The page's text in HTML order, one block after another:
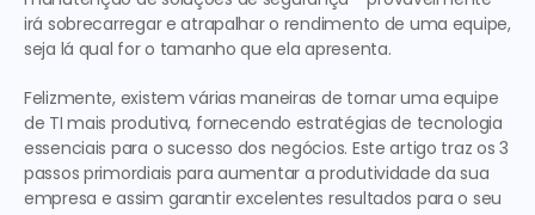
irá sobrecarregar e atrapalhar o rendimento de uma equipe,
seja lá qual for o tamanho que ela apresenta.
Felizmente, existem várias maneiras de tornar uma equipe
de TI mais produtiva, fornecendo estratégias de tecnologia
essenciais para o sucesso dos negócios. Este artigo traz os 3
passos primordiais para aumentar a produtividade da sua
empresa e assim garantir excelentes resultados para o seu